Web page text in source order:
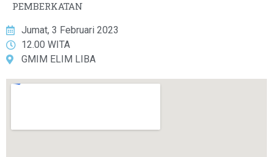
PEMBERKATAN
Jumat, 3 Februari 2023
12.00 WITA
GMIM ELIM LIBA